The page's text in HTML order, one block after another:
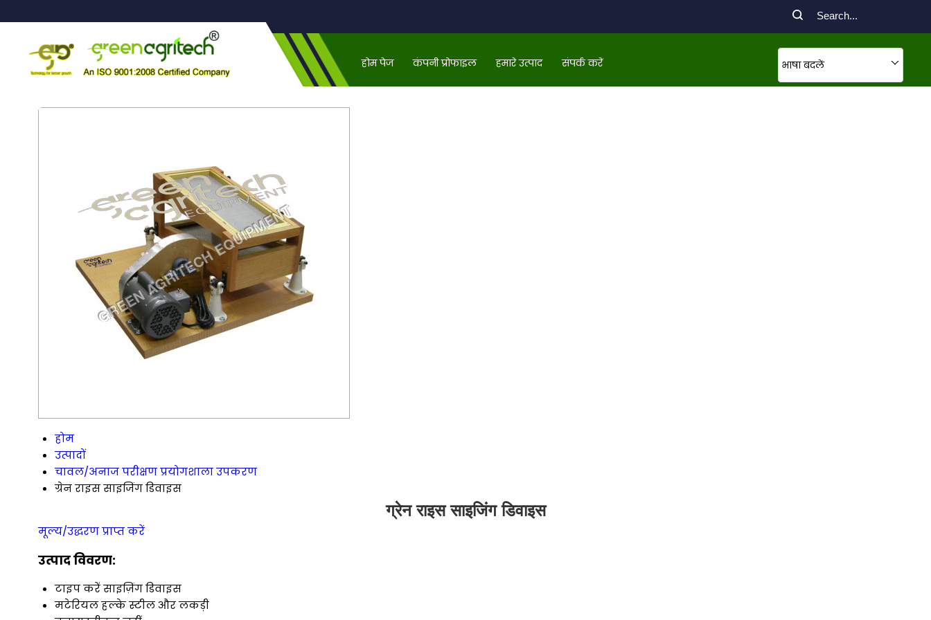
होम पेज कंपनी प्रोफाइल हमारे उत्पाद संपर्क करें भाषा बदलें
होम
उत्पादों
चावल/अनाज परीक्षण प्रयोगशाला उपकरण
ग्रेन राइस साइजिंग डिवाइस
ग्रेन राइस साइजिंग डिवाइस
मूल्य/उद्धरण प्राप्त करें
उत्पाद विवरण:
टाइप करेंसाइज़िंग डिवाइस
मटेरियलहल्के स्टील और लकड़ी